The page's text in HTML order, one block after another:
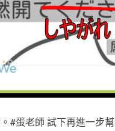
#蛋老師 試下再進一步